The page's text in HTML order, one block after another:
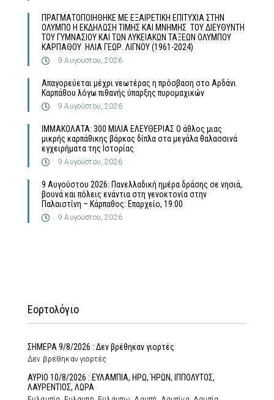
ΠΡΑΓΜΑΤΟΠΟΙΗΘΗΚΕ ΜΕ ΕΞΑΙΡΕΤΙΚΗ ΕΠΙΤΥΧΙΑ ΣΤΗΝ
ΟΛΥΜΠΟ Η ΕΚΔΗΛΩΣΗ ΤΙΜΗΣ ΚΑΙ ΜΝΗΜΗΣ ΤΟΥ ΔΙΕΥΘΥΝΤΗ
ΤΟΥ ΓΥΜΝΑΣΙΟΥ ΚΑΙ ΤΩΝ ΛΥΚΕΙΑΚΩΝ ΤΑΞΕΩΝ ΟΛΥΜΠΟΥ
ΚΑΡΠΑΘΟΥ ΗΛΙΑ ΓΕΩΡ. ΛΙΓΝΟΥ (1961-2024)
9 Αυγούστου, 2026
Απαγορεύεται μέχρι νεωτέρας η πρόσβαση στο Αρδάνι
Καρπάθου λόγω πιθανής ύπαρξης πυρομαχικών
9 Αυγούστου, 2026
ΙΜΜΑΚΟΛΑΤΑ: 300 ΜΙΛΙΑ ΕΛΕΥΘΕΡΙΑΣ Ο άθλος μιας
μικρής καρπάθικης βάρκας δίπλα στα μεγάλα θαλασσινά
εγχειρήματα της Ιστορίας
9 Αυγούστου, 2026
9 Αυγούστου 2026: Πανελλαδική ημέρα δράσης σε νησιά,
βουνά και πόλεις ενάντια στη γενοκτονία στην
Παλαιστίνη – Κάρπαθος: Επαρχείο, 19:00
9 Αυγούστου, 2026
Εορτολόγιο
ΣΗΜΕΡΑ 9/8/2026 : Δεν βρέθηκαν γιορτές
Δεν βρέθηκαν γιορτές
ΑΥΡΙΟ 10/8/2026 : ΕΥΛΑΜΠΙΑ, ΗΡΩ, ΉΡΩΝ, ΙΠΠΟΛΥΤΟΣ,
ΛΑΥΡΕΝΤΙΟΣ, ΛΩΡΑ